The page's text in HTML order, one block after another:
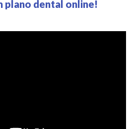
plano dental online!